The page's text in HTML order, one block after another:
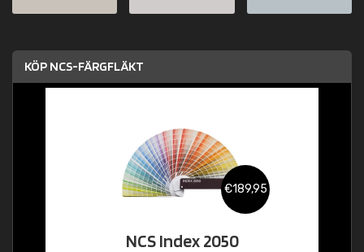
KÖP NCS-FÄRGFLÄKT
€189,95
NCS Index 2050